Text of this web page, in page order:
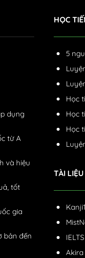
dụng
từ A
và hiệu
tốt
gia
bản đến
HỌC
5
Học
Học
Học
TÀI